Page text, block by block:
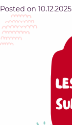
Posted on 10.12.2025